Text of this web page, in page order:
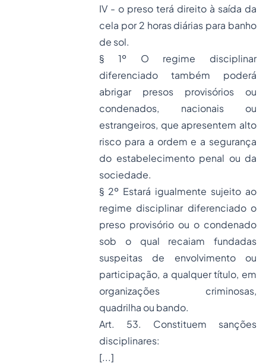
IV - o preso terá direito à saída da
cela por 2 horas diárias para banho
de sol.
§ 1º O regime disciplinar
diferenciado também poderá
abrigar presos provisórios ou
condenados, nacionais ou
estrangeiros, que apresentem alto
risco para a ordem e a segurança
do estabelecimento penal ou da
sociedade.
§ 2º Estará igualmente sujeito ao
regime disciplinar diferenciado o
preso provisório ou o condenado
sob o qual recaiam fundadas
suspeitas de envolvimento ou
participação, a qualquer título, em
organizações criminosas,
quadrilha ou bando.
Art. 53. Constituem sanções
disciplinares:
[...]